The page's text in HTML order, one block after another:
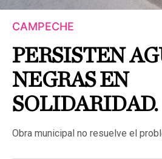
CAMPECHE
PERSISTEN
NEGRAS EN
SOLIDARIDAD.
Obra municipal no resuelve el